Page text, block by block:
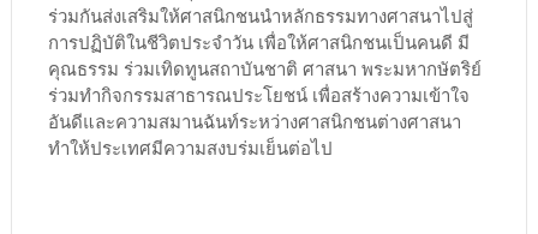
ร่วมกันส่งเสริมให้ศาสนิกชนนำหลักธรรมทางศาสนาไปสู่
การปฏิบัติในชีวิตประจำวัน เพื่อให้ศาสนิกชนเป็นคนดี มี
คุณธรรม ร่วมเทิดทูนสถาบันชาติ ศาสนา พระมหากษัตริย์
ร่วมทำกิจกรรมสาธารณประโยชน์ เพื่อสร้างความเข้าใจ
อันดีและความสมานฉันท์ระหว่างศาสนิกชนต่างศาสนา
ทำให้ประเทศมีความสงบร่มเย็นต่อไป